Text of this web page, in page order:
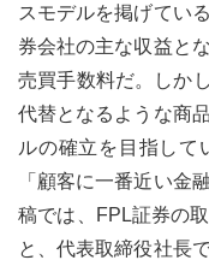
スモデルを掲げてい
券会社の主な収益と
売買手数料だ。しか
代替となるような商
ルの確立を目指して
「顧客に一番近い金
稿では、FPL証券の
と、代表取締役社長